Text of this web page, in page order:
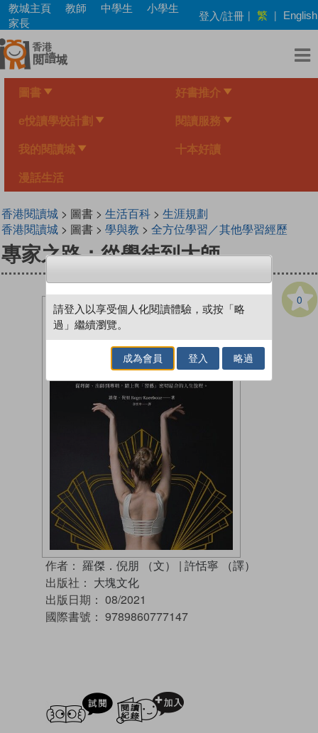
Skip
main
content
教城主頁 教師 中學生
小學生
家長
登入/註冊 | 繁 | English
圖書 好書推介
e悅讀學校計劃 閱讀服務
我的閱讀城 十本好讀
漫話生活
香港閱讀城> 圖書 > 生活百科> 生涯規劃
香港閱讀城> 圖書 > 學與教 > 全方位學習／其他學習經歷
專家之路：從學徒到大師
0
作者： 羅傑．倪朋 （文） | 許恬寧 （譯）
出版社： 大塊文化
出版日期： 08/2021
國際書號： 9789860777147
試閲
請登入以享受個人化閱讀體驗，或按「略
過」繼續瀏覽。
成為會員 登入 略過